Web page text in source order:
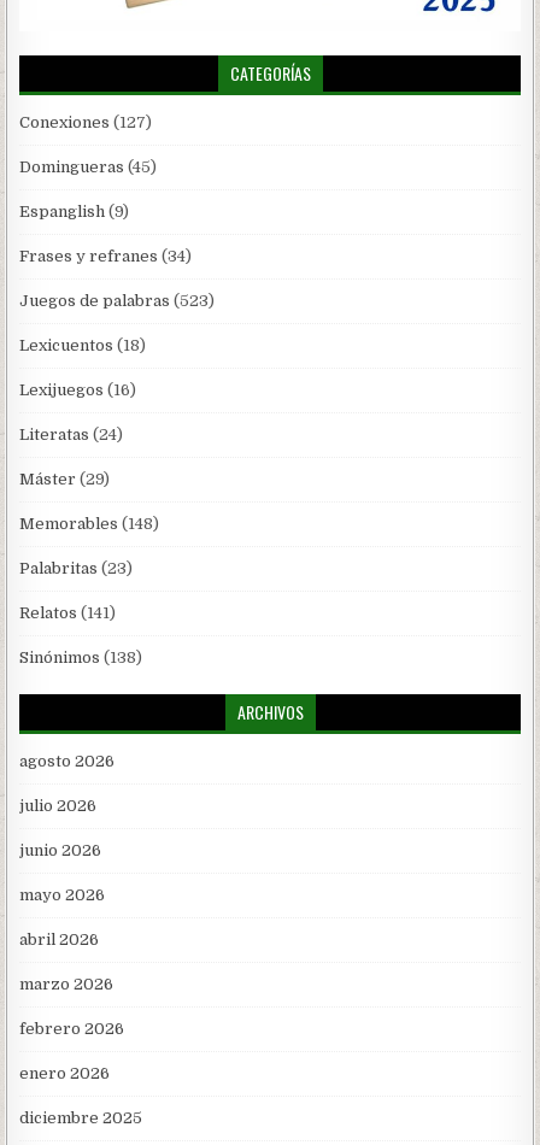
CATEGORÍAS
Conexiones (127)
Domingueras (45)
Espanglish (9)
Frases y refranes (34)
Juegos de palabras (523)
Lexicuentos (18)
Lexijuegos (16)
Literatas (24)
Máster (29)
Memorables (148)
Palabritas (23)
Relatos (141)
Sinónimos (138)
ARCHIVOS
agosto 2026
julio 2026
junio 2026
mayo 2026
abril 2026
marzo 2026
febrero 2026
enero 2026
diciembre 2025